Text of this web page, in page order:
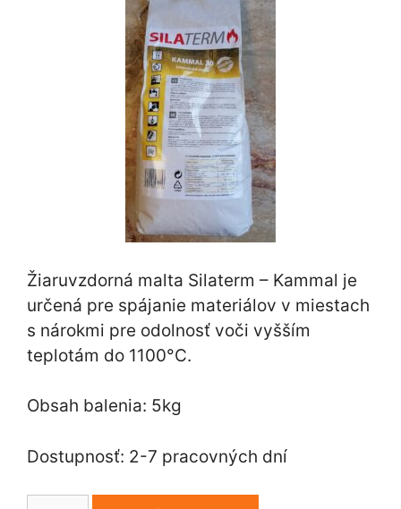
Žiaruvzdorná malta Silaterm – Kammal je
určená pre spájanie materiálov v miestach
s nárokmi pre odolnosť voči vyšším
teplotám do 1100°C.
Obsah balenia: 5kg
Dostupnosť: 2-7 pracovných dní